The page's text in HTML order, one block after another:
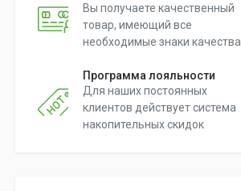
Вы получаете качественный
товар, имеющий все
необходимые знаки качества
Программа лояльности
Для наших постоянных
клиентов действует система
накопительных скидок